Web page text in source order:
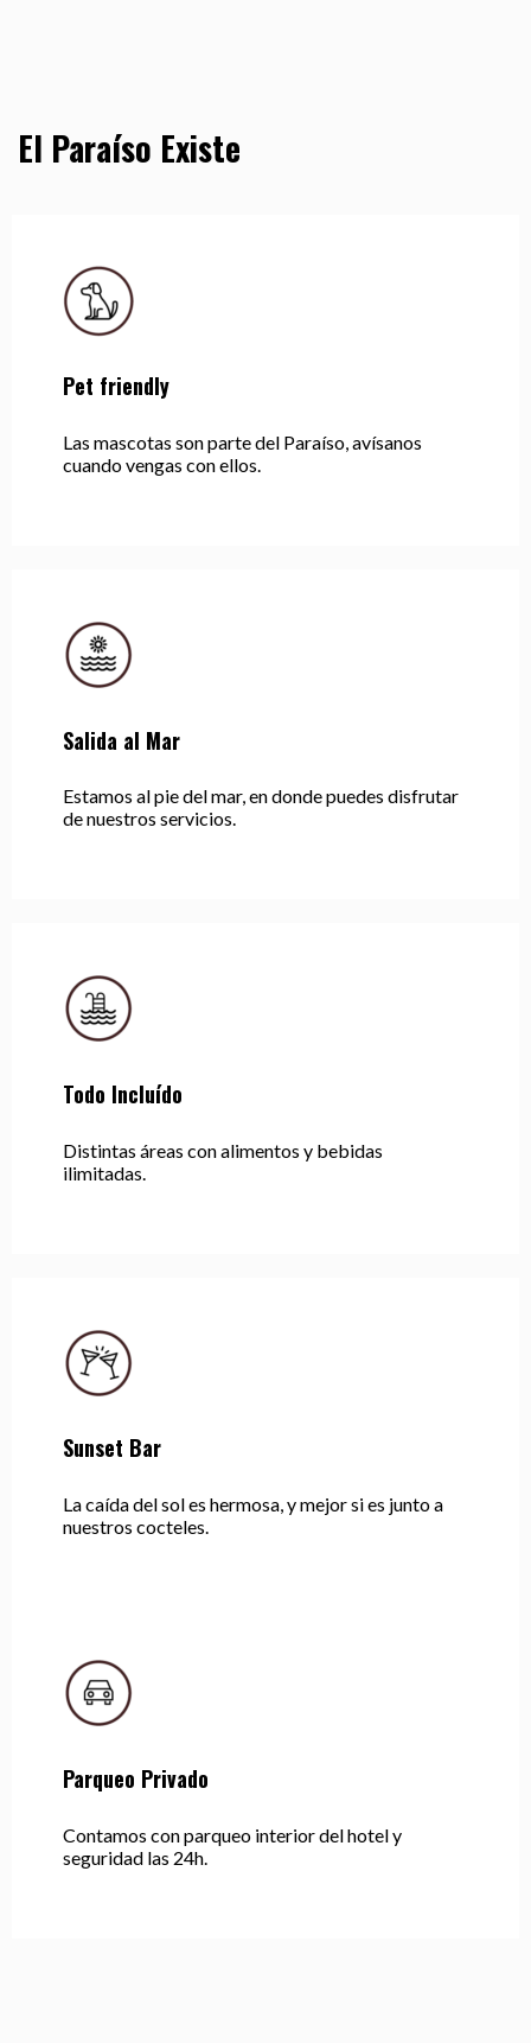
El Paraíso Existe
Pet friendly
Las mascotas son parte del Paraíso, avísanos
cuando vengas con ellos.
Salida al Mar
Estamos al pie del mar, en donde puedes disfrutar
de nuestros servicios.
Todo Incluído
Distintas áreas con alimentos y bebidas
ilimitadas.
Sunset Bar
La caída del sol es hermosa, y mejor si es junto a
nuestros cocteles.
Parqueo Privado
Contamos con parqueo interior del hotel y
seguridad las 24h.